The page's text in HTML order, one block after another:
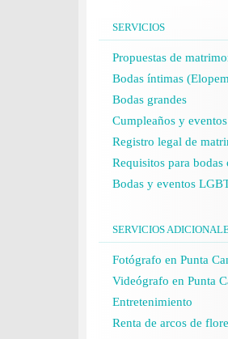
SERVICIOS
Propuestas de
Bodas íntimas
Bodas grandes
Cumpleaños y eventos
Registro legal de
Requisitos para bodas
Bodas y eventos
SERVICIOS
Fotógrafo en Punta
Videógrafo en Punta
Entretenimiento
Renta de arcos de